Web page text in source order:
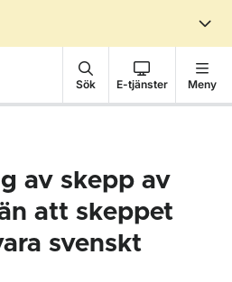
Sök E-tjänster Meny
av skepp av
att skeppet
svenskt